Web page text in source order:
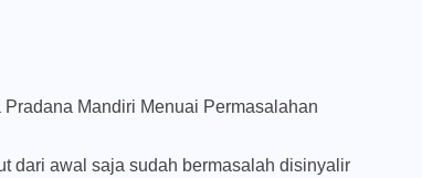
Mandiri Menuai Permasalahan
dari awal saja sudah bermasalah disinyalir